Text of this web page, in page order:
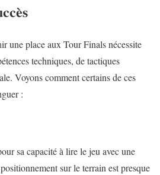
une place aux Tour Finals nécessite
techniques, de tactiques
Voyons comment certains de ces
:
sa capacité à lire le jeu avec une
sur le terrain est presque